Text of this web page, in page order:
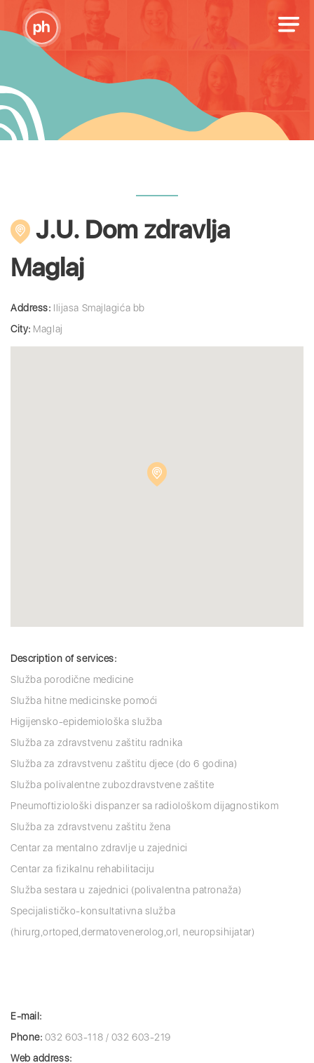
J.U. Dom zdravlja
Maglaj
Address: Ilijasa Smajlagića bb
City: Maglaj
Description of services:
Služba porodične medicine
Služba hitne medicinske pomoći
Higijensko-epidemiološka služba
Služba za zdravstvenu zaštitu radnika
Služba za zdravstvenu zaštitu djece (do 6 godina)
Služba polivalentne zubozdravstvene zaštite
Pneumoftiziološki dispanzer sa radiološkom dijagnostikom
Služba za zdravstvenu zaštitu žena
Centar za mentalno zdravlje u zajednici
Centar za fizikalnu rehabilitaciju
Služba sestara u zajednici (polivalentna patronaža)
Specijalističko-konsultativna služba
(hirurg,ortoped,dermatovenerolog,orl, neuropsihijatar)
E-mail:
Phone: 032 603-118 / 032 603-219
Web address: